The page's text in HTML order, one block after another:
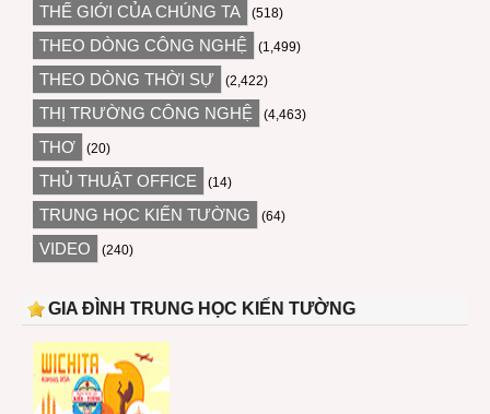
THẾ GIỚI CỦA CHÚNG TA (518)
THEO DÒNG CÔNG NGHỆ (1,499)
THEO DÒNG THỜI SỰ (2,422)
THỊ TRƯỜNG CÔNG NGHỆ (4,463)
THƠ (20)
THỦ THUẬT OFFICE (14)
TRUNG HỌC KIẾN TƯỜNG (64)
VIDEO (240)
GIA ĐÌNH TRUNG HỌC KIẾN TƯỜNG